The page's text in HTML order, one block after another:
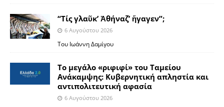
“Τίς γλαῦκ’ Ἀθήναζ’ ἤγαγεν”;
6 Αυγούστου 2026
Του Ιωάννη Δαμίγου
Το μεγάλο «ριφιφί» του Ταμείου
Ανάκαμψης: Κυβερνητική απληστία και
αντιπολιτευτική αφασία
6 Αυγούστου 2026